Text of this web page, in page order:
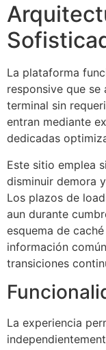
La plataforma
responsive que
terminal sin
entran mediante
dedicadas
Este sitio emplea
disminuir demora
Los plazos de
aun durante
esquema de
información
transiciones
La experiencia